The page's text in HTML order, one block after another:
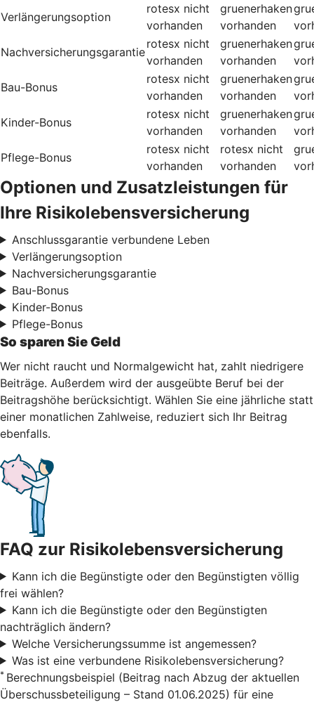
Verlängerungsoption
rotesx nicht
vorhanden
gruenerhaken
vorhanden
Nachversicherungsgarantie
rotesx nicht
vorhanden
gruenerhaken
vorhanden
Bau-Bonus
rotesx nicht
vorhanden
gruenerhaken
vorhanden
Kinder-Bonus
rotesx nicht
vorhanden
gruenerhaken
vorhanden
Pflege-Bonus
rotesx nicht
vorhanden
rotesx nicht
vorhanden
Optionen und Zusatzleistungen für
Ihre Risikolebensversicherung
Anschlussgarantie verbundene Leben
Verlängerungsoption
Nachversicherungsgarantie
Bau-Bonus
Kinder-Bonus
Pflege-Bonus
So sparen Sie Geld
Wer nicht raucht und Normalgewicht hat, zahlt niedrigere
Beiträge. Außerdem wird der ausgeübte Beruf bei der
Beitragshöhe berücksichtigt. Wählen Sie eine jährliche statt
einer monatlichen Zahlweise, reduziert sich Ihr Beitrag
ebenfalls.
FAQ zur Risikolebensversicherung
Kann ich die Begünstigte oder den Begünstigten völlig
frei wählen?
Kann ich die Begünstigte oder den Begünstigten
nachträglich ändern?
Welche Versicherungssumme ist angemessen?
Was ist eine verbundene Risikolebensversicherung?
* Berechnungsbeispiel (Beitrag nach Abzug der aktuellen
Überschussbeteiligung – Stand 01.06.2025) für eine